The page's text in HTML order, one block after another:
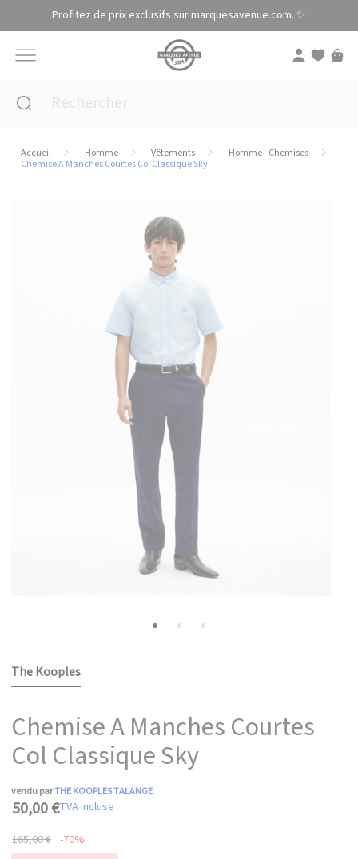
Profitez de prix exclusifs sur marquesavenue.com. ✨
Accueil Homme Vêtements
Homme - Chemises
Chemise A Manches Courtes Col Classique Sky
The Kooples
Chemise A Manches Courtes
Col Classique Sky
vendu parTHE KOOPLES TALANGE
50,00 €TVA incluse
165,00 € -70%
Panneau de gestion des cookies